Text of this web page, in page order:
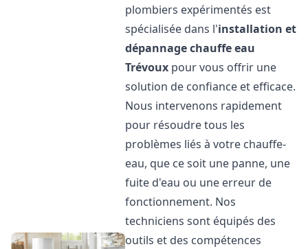
plombiers expérimentés est
spécialisée dans l'installation et
dépannage chauffe eau
Trévoux pour vous offrir une
solution de confiance et efficace.
Nous intervenons rapidement
pour résoudre tous les
problèmes liés à votre chauffe-
eau, que ce soit une panne, une
fuite d'eau ou une erreur de
fonctionnement. Nos
techniciens sont équipés des
outils et des compétences